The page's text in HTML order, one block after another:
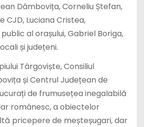
Dâmbovița, Corneliu Ștefan,
CJD, Luciana Cristea,
al orașului, Gabriel Boriga,
și județeni.
Târgoviște, Consiliul
și Centrul Județean de
de frumusețea inegalabilă
românesc, a obiectelor
pricepere de meșteșugari, dar